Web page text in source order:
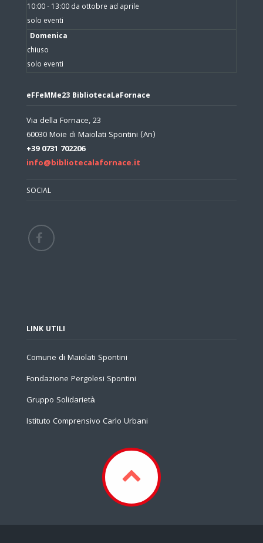
10:00 - 13:00 da ottobre ad aprile
solo eventi
Domenica
chiuso
solo eventi
eFFeMMe23 BibliotecaLaFornace
Via della Fornace, 23
60030 Moie di Maiolati Spontini (An)
+39 0731 702206
info@bibliotecalafornace.it
SOCIAL
LINK UTILI
Comune di Maiolati Spontini
Fondazione Pergolesi Spontini
Gruppo Solidarietà
Istituto Comprensivo Carlo Urbani